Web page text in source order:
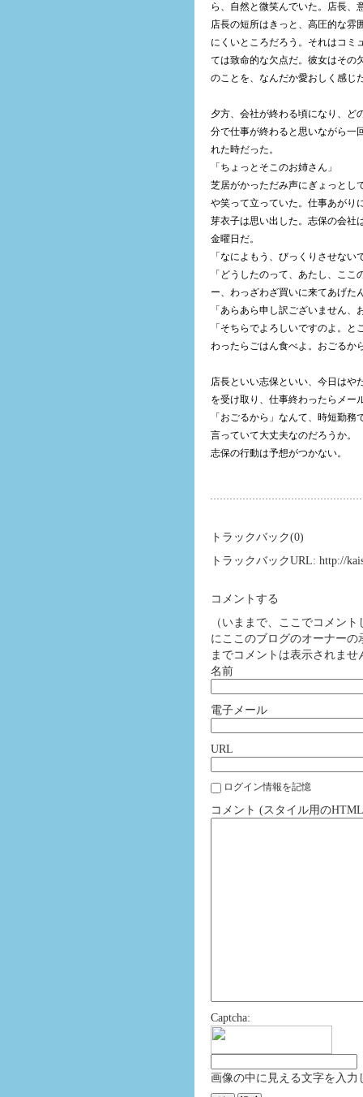
ら、自然と微笑んでいた。店長、
店長の短所はきっと、高圧的な雰
にくいところだろう。それはコミ
ては致命的な欠点だ。彼女はその
のことを、なんだか愛おしく感じ
夕方、会社が終わる頃になり、ど
分で仕事が終わると思いながら一
れた時だった。
「ちょっとそこのお姉さん」
芝居がかっただみ声にぎょっとし
や笑って立っていた。仕事あがり
芽衣子は思い出した。志保の会社
金曜日だ。
「なによもう、びっくりさせない
「どうしたのって、あたし、こ
ー、わっざわざ買いに来てあげた
「あらあら申し訳ございません
「そちらでよろしいですのよ。
わったらごはん食べよ。おごるか
店長といい志保といい、今日はや
を受け取り、仕事終わったらメー
「おごるから」なんて、時短勤
言っていて大丈夫なのだろうか。
志保の行動は予想がつかない。
トラックバック(0)
トラックバックURL: http://
コメントする
（いままで、ここでコメン
にここのブログのオーナー
までコメントは表示されま
名前
電子メール
URL
ログイン情報を記憶
コメント (スタイル用の
Captcha:
画像の中に見える文字を入力